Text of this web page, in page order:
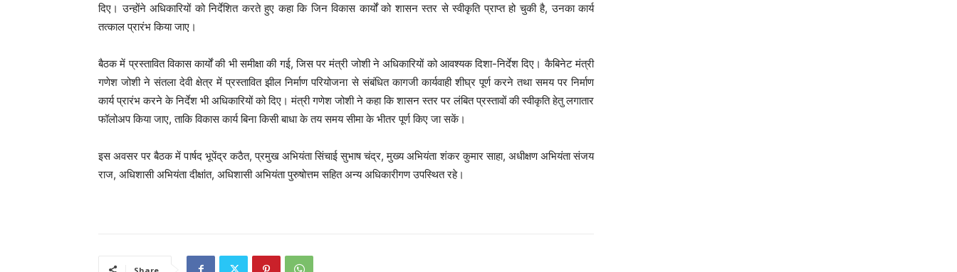
दिए। उन्होंने अधिकारियों को निर्देशित करते हुए कहा कि जिन विकास कार्यों को शासन स्तर से स्वीकृति प्राप्त हो चुकी है, उनका कार्य
तत्काल प्रारंभ किया जाए।
बैठक में प्रस्तावित विकास कार्यों की भी समीक्षा की गई, जिस पर मंत्री जोशी ने अधिकारियों को आवश्यक दिशा-निर्देश दिए। कैबिनेट मंत्री
गणेश जोशी ने संतला देवी क्षेत्र में प्रस्तावित झील निर्माण परियोजना से संबंधित कागजी कार्यवाही शीघ्र पूर्ण करने तथा समय पर निर्माण
कार्य प्रारंभ करने के निर्देश भी अधिकारियों को दिए। मंत्री गणेश जोशी ने कहा कि शासन स्तर पर लंबित प्रस्तावों की स्वीकृति हेतु लगातार
फॉलोअप किया जाए, ताकि विकास कार्य बिना किसी बाधा के तय समय सीमा के भीतर पूर्ण किए जा सकें।
इस अवसर पर बैठक में पार्षद भूपेंद्र कठैत, प्रमुख अभियंता सिंचाई सुभाष चंद्र, मुख्य अभियंता शंकर कुमार साहा, अधीक्षण अभियंता संजय
राज, अधिशासी अभियंता दीक्षांत, अधिशासी अभियंता पुरुषोत्तम सहित अन्य अधिकारीगण उपस्थित रहे।